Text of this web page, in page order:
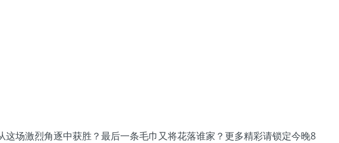
这场激烈角逐中获胜？最后一条毛巾又将花落谁家？更多精彩请锁定今晚8